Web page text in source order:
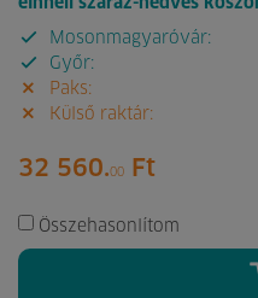
Mosonmagyaróvár:
Győr:
Paks:
Külső raktár:
32 560.00 Ft
Összehasonlítom